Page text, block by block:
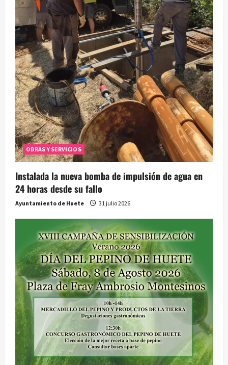
OBRAS Y SERVICIOS
Instalada la nueva bomba de impulsión de agua en
24 horas desde su fallo
Ayuntamiento de Huete 31 julio 2026